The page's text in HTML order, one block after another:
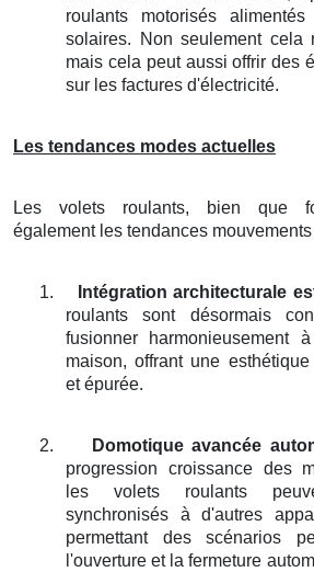
roulants motorisés
solaires. Non seulement cela
mais cela peut aussi offrir des
sur les factures d'électricité.
Les tendances modes actuelles
Les volets roulants, bien que
également les tendances
1. Intégration architecturale
roulants sont désormais
fusionner harmonieusement
maison, offrant une
et épurée.
2. Domotique avancée
progression croissance des
les volets roulants
synchronisés à d'autres
permettant des scénarios
l'ouverture et la fermeture